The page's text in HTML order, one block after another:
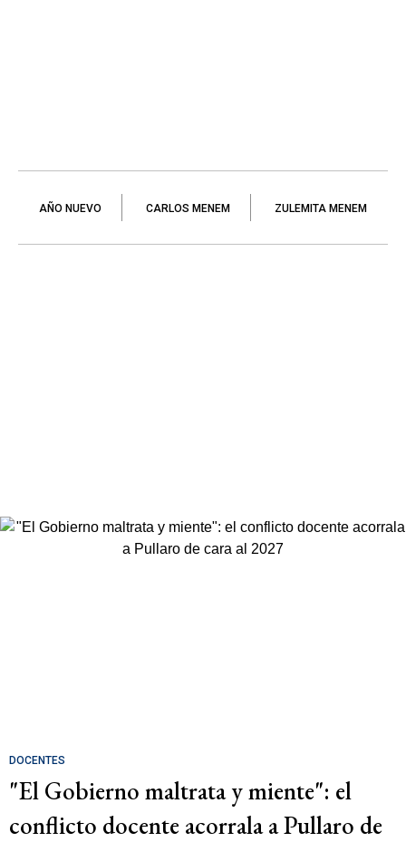
AÑO NUEVO CARLOS MENEM ZULEMITA MENEM
DOCENTES
"El Gobierno maltrata y miente": el
conflicto docente acorrala a Pullaro de